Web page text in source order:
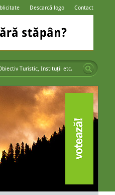
Descarcă logo Contact